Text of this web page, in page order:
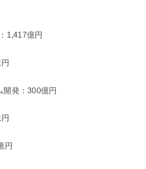
1,417億円
開発：300億円
円